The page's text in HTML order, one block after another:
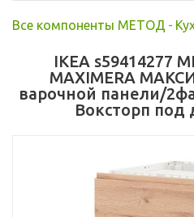
Все компоненты МЕТОД -
IKEA s59414277
MAXIMERA
варочной панели/
Воксторп под